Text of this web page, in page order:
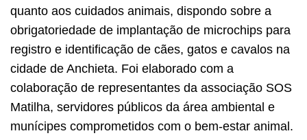
quanto aos cuidados animais, dispondo sobre a
obrigatoriedade de implantação de microchips para
registro e identificação de cães, gatos e cavalos na
cidade de Anchieta. Foi elaborado com a
colaboração de representantes da associação SOS
Matilha, servidores públicos da área ambiental e
munícipes comprometidos com o bem-estar animal.